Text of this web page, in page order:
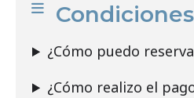
¿Cómo puedo
¿Cómo realizo el